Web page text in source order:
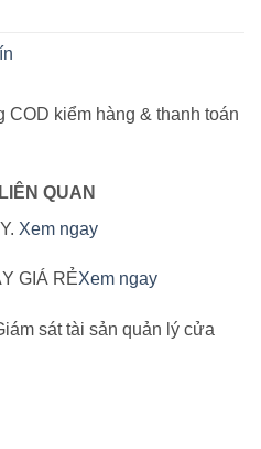
kiểm hàng & thanh toán
QUAN
Xem ngay
GIÁ RẺXem ngay
sát tài sản quản lý cửa